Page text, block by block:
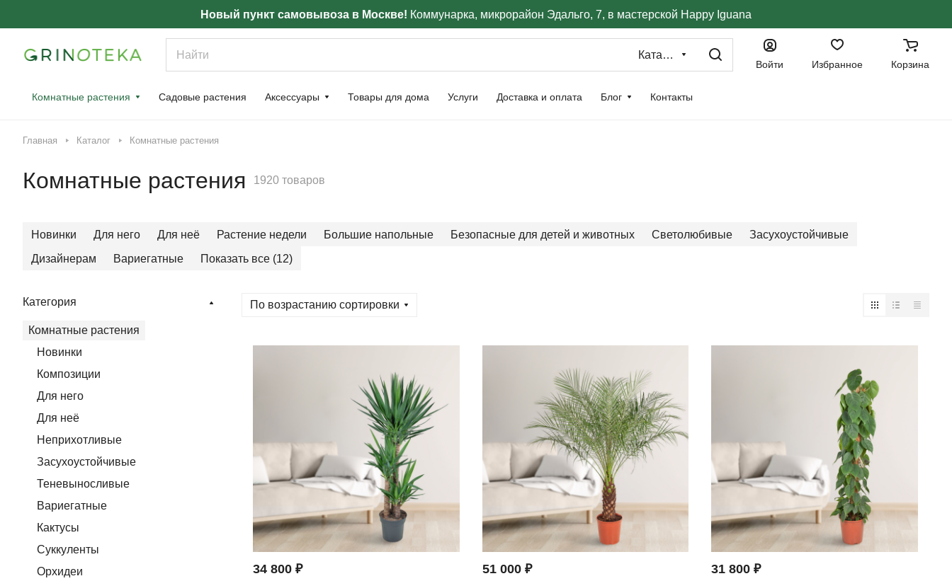
Новый пункт самовывоза в Москве! Коммунарка, микрорайон Эдальго, 7, в мастерской Happy Iguana
Каталог
Войти Избранное Корзина
Комнатные растения Садовые растения Аксессуары Товары для дома Услуги Доставка и оплата Блог Контакты
Главная Каталог Комнатные растения
Комнатные растения 1920 товаров
Новинки Для него Для неё Растение недели Большие напольные Безопасные для детей и животных Светолюбивые
Засухоустойчивые
Дизайнерам
Вариегатные Показать все (12)
По возрастанию сортировки
34 800 ₽ 51 000 ₽ 31 800 ₽
Категория
Комнатные растения
Новинки
Композиции
Для него
Для неё
Неприхотливые
Засухоустойчивые
Теневыносливые
Вариегатные
Кактусы
Суккуленты
Орхидеи